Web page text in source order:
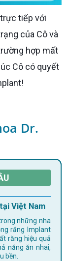
của Cô và
hợp mất
Cô có quyết
Dr.
Việt Nam
những nha
răng Implant
răng hiệu quả
năng ăn nhai,
bền.